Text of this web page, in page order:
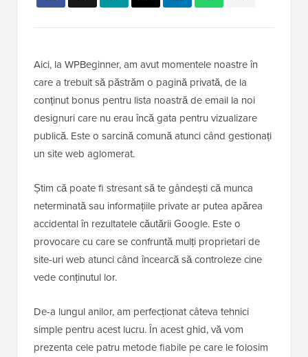
Aici, la WPBeginner, am avut momentele noastre în
care a trebuit să păstrăm o pagină privată, de la
conținut bonus pentru lista noastră de email la noi
designuri care nu erau încă gata pentru vizualizare
publică. Este o sarcină comună atunci când gestionați
un site web aglomerat.
Știm că poate fi stresant să te gândești că munca
neterminată sau informațiile private ar putea apărea
accidental în rezultatele căutării Google. Este o
provocare cu care se confruntă mulți proprietari de
site-uri web atunci când încearcă să controleze cine
vede conținutul lor.
De-a lungul anilor, am perfecționat câteva tehnici
simple pentru acest lucru. În acest ghid, vă vom
prezenta cele patru metode fiabile pe care le folosim